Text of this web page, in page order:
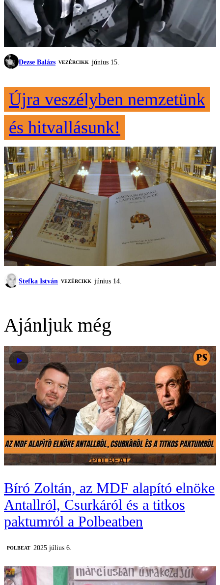
Dezse Balázs VEZÉRCIKK június 15.
Újra veszélyben nemzetünk
és hitvallásunk!
Stefka István VEZÉRCIKK június 14.
Ajánljuk még
Bíró Zoltán, az MDF alapító elnöke
Antallról, Csurkáról és a titkos
paktumról a Polbeatben
‎POLBEAT 2025 július 6.